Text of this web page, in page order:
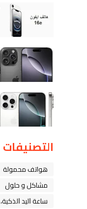
التصنيفات
هواتف محمولة
مشاكل و حلول
ﺳﺎﻋﺔ ﺍﻟﻴﺪ ﺍﻟﺬﻛﻴﺔ،